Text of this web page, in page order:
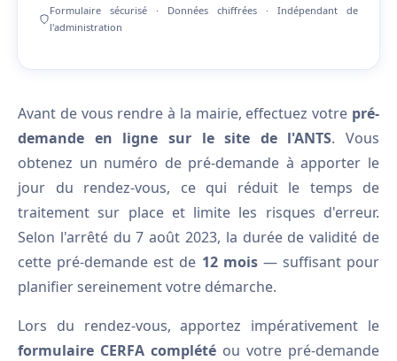
Formulaire sécurisé · Données chiffrées · Indépendant de
l'administration
Avant de vous rendre à la mairie, effectuez votre pré-
demande en ligne sur le site de l'ANTS. Vous
obtenez un numéro de pré-demande à apporter le
jour du rendez-vous, ce qui réduit le temps de
traitement sur place et limite les risques d'erreur.
Selon l'arrêté du 7 août 2023, la durée de validité de
cette pré-demande est de 12 mois— suffisant pour
planifier sereinement votre démarche.
Lors du rendez-vous, apportez impérativement le
formulaire CERFA complété ou votre pré-demande